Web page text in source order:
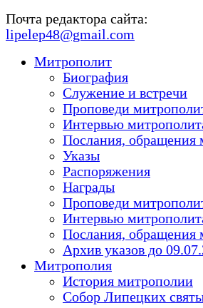
Почта редактора сайта:
lipelep48@gmail.com
Митрополит
Биография
Служение и встречи
Проповеди
Интервью
Послания, обращения
Указы
Распоряжения
Награды
Проповеди
Интервью
Послания, обращения
Архив указов до
Митрополия
История митрополии
Собор Липецких